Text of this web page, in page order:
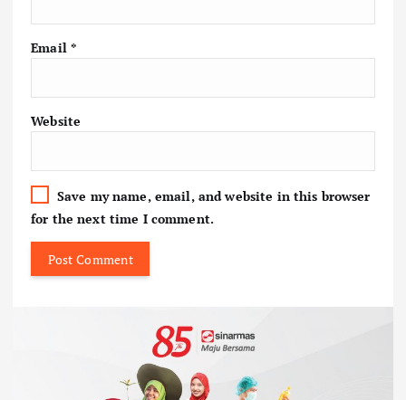
Email *
Website
Save my name, email, and website in this browser
for the next time I comment.